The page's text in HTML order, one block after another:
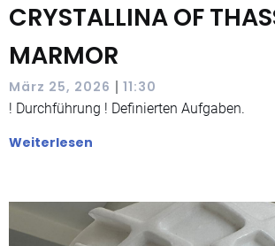
CRYSTALLINA OF
MARMOR
März 25, 2026 | 11:30
! Durchführung ! Definierten Aufgaben.
Weiterlesen